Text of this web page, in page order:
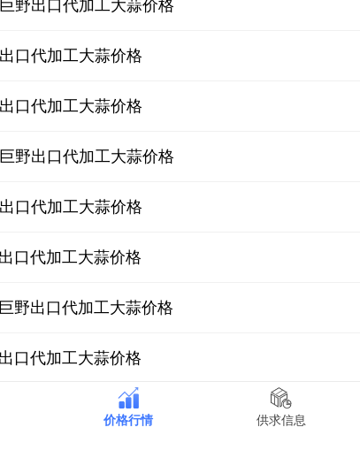
野出口代加工大蒜价格
口代加工大蒜价格
口代加工大蒜价格
野出口代加工大蒜价格
口代加工大蒜价格
口代加工大蒜价格
野出口代加工大蒜价格
口代加工大蒜价格
口代加工大蒜价格
价格行情 供求信息